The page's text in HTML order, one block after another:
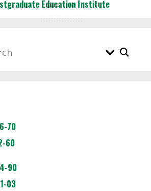
Education Institute
70
60
90
03